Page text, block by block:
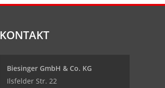
KONTAKT
Biesinger GmbH & Co. KG
Ilsfelder Str. 22